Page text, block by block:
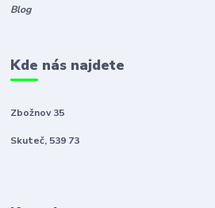
Blog
Kde nás najdete
Zbožnov 35
Skuteč, 539 73